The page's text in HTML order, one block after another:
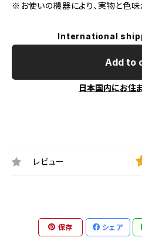
※お使いの機器により、実物と色味
International
Add to
日本国内にお住
レビュー
保存 シェア